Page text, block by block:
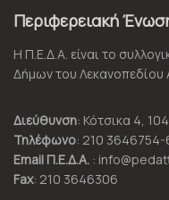
Περιφερειακή
Η Π.Ε.Δ.Α. είναι το
Δήμων του Λεκανοπεδίου
Διεύθυνση: Κότσικα 4,
Τηλέφωνο: 210 3646754-
Email Π.Ε.Δ.Α. :
Fax: 210 3646306